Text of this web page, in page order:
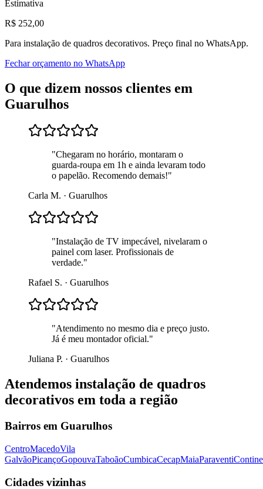
Estimativa
R$ 252,00
Para instalação de quadros decorativos. Preço final no WhatsApp.
Fechar orçamento no WhatsApp
O que dizem nossos clientes em
Guarulhos
"Chegaram no horário, montaram o
guarda-roupa em 1h e ainda levaram todo
o papelão. Recomendo demais!"
Carla M. · Guarulhos
"Instalação de TV impecável, nivelaram o
painel com laser. Profissionais de
verdade."
Rafael S. · Guarulhos
"Atendimento no mesmo dia e preço justo.
Já é meu montador oficial."
Juliana P. · Guarulhos
Atendemos instalação de quadros
decorativos em toda a região
Bairros em Guarulhos
CentroMacedoVila
GalvãoPicançoGopouvaTaboãoCumbicaCecapMaiaParaventi
Cidades vizinhas